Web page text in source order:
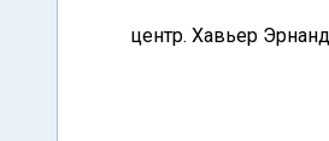
центр. Хавьер